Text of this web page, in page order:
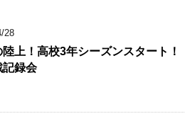
28
陸上！高校3年シーズンスタート！
記録会